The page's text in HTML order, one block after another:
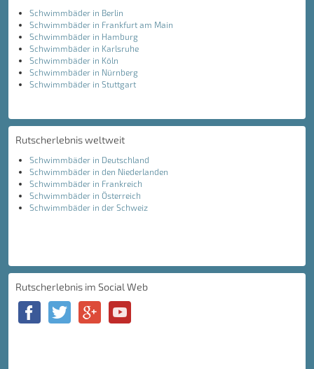
Schwimmbäder in Berlin
Schwimmbäder in Frankfurt am Main
Schwimmbäder in Hamburg
Schwimmbäder in Karlsruhe
Schwimmbäder in Köln
Schwimmbäder in Nürnberg
Schwimmbäder in Stuttgart
Rutscherlebnis weltweit
Schwimmbäder in Deutschland
Schwimmbäder in den Niederlanden
Schwimmbäder in Frankreich
Schwimmbäder in Österreich
Schwimmbäder in der Schweiz
Rutscherlebnis im Social Web